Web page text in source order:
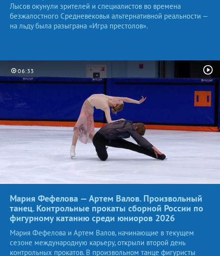
Лысов окунули зрителей и специалистов во времена
безжалостного Средневековья альтернативной реальности —
на льду была разыграна «Игра престолов».
06:33
Мария Фефелова — Артем Валов. Произвольный
танец. Контрольные прокаты сборной России по
фигурному катанию среди юниоров 2026
Мария Фефелова и Артем Валов, начинающие в текущем
сезоне международную карьеру, открыли второй день
контрольных прокатов. В произвольном танце фигуристы